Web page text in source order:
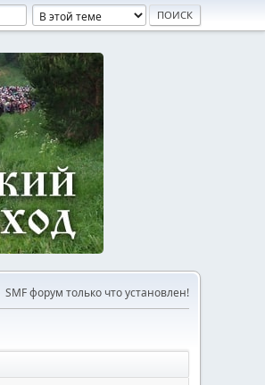
SMF форум только что установлен!